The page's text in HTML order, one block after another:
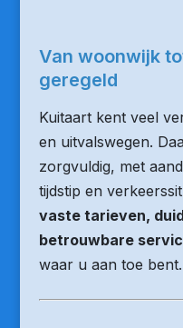
Van woonwijk
geregeld
Kuitaart kent veel
en uitvalswegen.
zorgvuldig, met
tijdstip en
vaste tarieven,
betrouwbare
waar u aan toe bent.